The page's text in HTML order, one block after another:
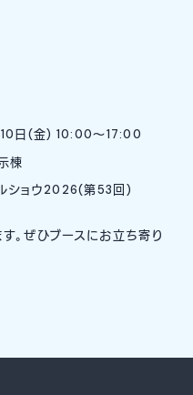
日(金) 10:00〜17:00
棟
ショウ2026(第53回)
。ぜひブースにお立ち寄り